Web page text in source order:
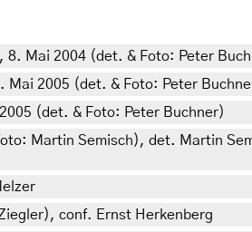
Mai 2004 (det. & Foto: Peter
2005 (det. & Foto: Peter
(det. & Foto: Peter Buchner)
Martin Semisch), det. Martin
conf. Ernst Herkenberg